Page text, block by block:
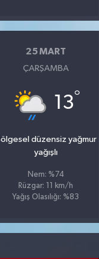
25 MART
ÇARŞAMBA
13°
düzensiz yağmur
yağışlı
Nem: %74
Rüzgar: 11 km/h
Yağış Olasılığı: %83